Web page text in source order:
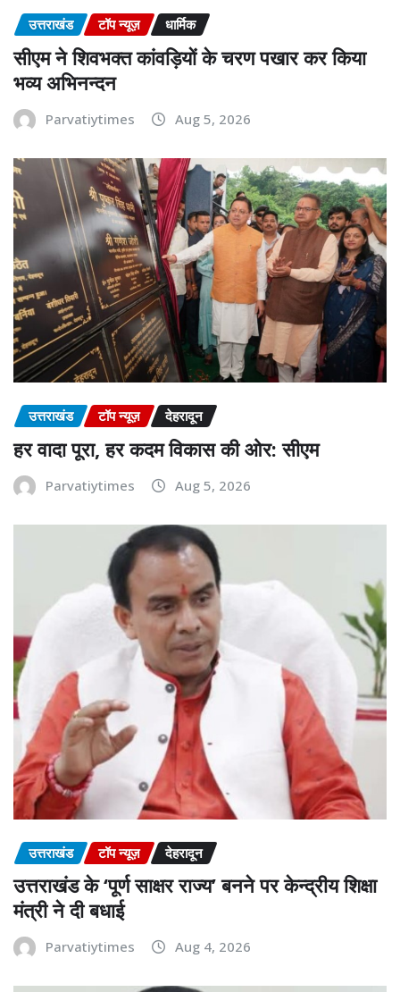
उत्तराखंड टॉप न्यूज़ धार्मिक
सीएम ने शिवभक्त कांवड़ियों के चरण पखार कर किया
भव्य अभिनन्दन
Parvatiytimes Aug 5, 2026
उत्तराखंड टॉप न्यूज़ देहरादून
हर वादा पूरा, हर कदम विकास की ओर: सीएम
Parvatiytimes Aug 5, 2026
उत्तराखंड टॉप न्यूज़ देहरादून
उत्तराखंड के ‘पूर्ण साक्षर राज्य’ बनने पर केन्द्रीय शिक्षा
मंत्री ने दी बधाई
Parvatiytimes Aug 4, 2026